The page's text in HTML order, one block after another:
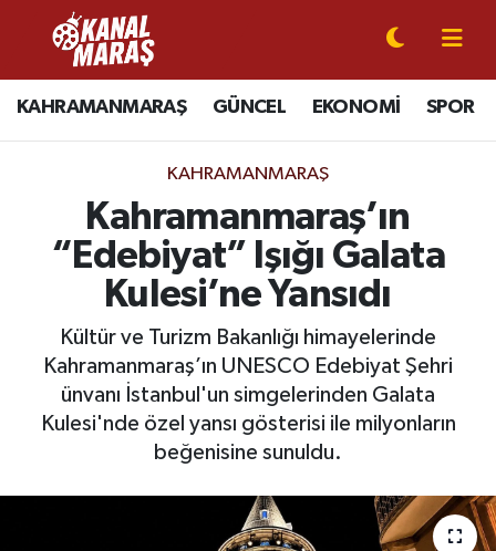
KAHRAMANMARAŞ GÜNCEL EKONOMİ SPOR
KAHRAMANMARAŞ
Kahramanmaraş’ın
“Edebiyat” Işığı Galata
Kulesi’ne Yansıdı
Kültür ve Turizm Bakanlığı himayelerinde
Kahramanmaraş’ın UNESCO Edebiyat Şehri
ünvanı İstanbul'un simgelerinden Galata
Kulesi'nde özel yansı gösterisi ile milyonların
beğenisine sunuldu.
CANLI YAYIN
KAHRAMANMARAŞ
SPOR
SİYASET
EKONOMİ
GÜNDEM
Kahramanmaraş Nöbetçi Eczaneler
Kahramanmaraş Hava Durumu
Kahramanmaraş Trafik Yoğunluk Haritası
Süper Lig Puan Durumu ve Fikstür
Tüm Manşetler
Son Dakika Haberleri